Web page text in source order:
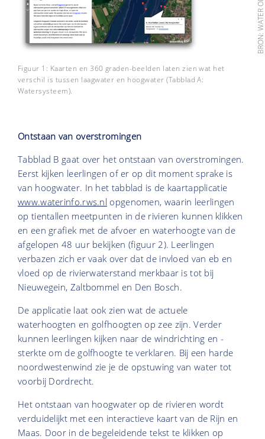
Figuur 1: Kaarten en 360 graden-beelden laten zien wat het
verschil is tussen laagwater en hoogwater (Tabblad A:
Watersysteem).
Ontstaan van overstromingen
Tabblad B gaat over het ontstaan van overstromingen.
Eerst kijken leerlingen of er op dit moment sprake is
van hoogwater. In het tabblad is de kaartapplicatie
www.waterinfo.rws.nl opgenomen, waarin leerlingen
op tientallen meetpunten in de rivieren kunnen klikken
en een grafiek met de afvoer en waterhoogte van de
afgelopen 48 uur bekijken (figuur 2). Leerlingen
verbazen zich er vaak over dat de invloed van eb en
vloed op de rivierwaterstand merkbaar is tot bij
Nieuwegein, Zaltbommel en Den Bosch.
De applicatie laat ook zien wat de actuele
waterhoogten en golfhoogten op zee zijn. Verder
kunnen leerlingen kijken naar de windrichting en -
sterkte om de golfhoogte te verklaren. Bij een harde
noordwestenwind zie je de opstuwing van water tot
voorbij Dordrecht.
Het ontstaan van hoogwater op de rivieren wordt
verduidelijkt met een interactieve kaart van de Rijn en
Maas. Door in de begeleidende tekst te klikken op